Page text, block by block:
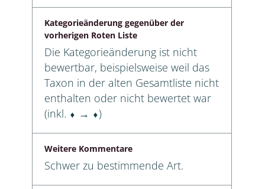
Kategorieänderung gegenüber der
vorherigen Roten Liste
Die Kategorieänderung ist nicht
bewertbar, beispielsweise weil das
Taxon in der alten Gesamtliste nicht
enthalten oder nicht bewertet war
(inkl. ⬧ → ⬧)
Weitere Kommentare
Schwer zu bestimmende Art.